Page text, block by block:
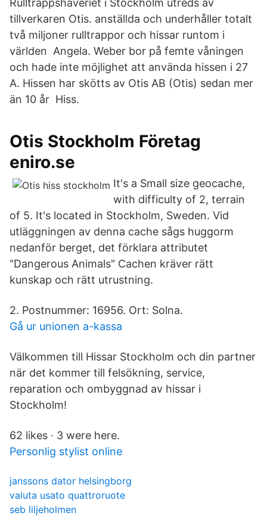
Rulltrappshaveriet i Stockholm utreds av
tillverkaren Otis. anställda och underhåller totalt
två miljoner rulltrappor och hissar runtom i
världen Angela. Weber bor på femte våningen
och hade inte möjlighet att använda hissen i 27
A. Hissen har skötts av Otis AB (Otis) sedan mer
än 10 år Hiss.
Otis Stockholm Företag
eniro.se
It's a Small size geocache,
with difficulty of 2, terrain
of 5. It's located in Stockholm, Sweden. Vid
utläggningen av denna cache sågs huggorm
nedanför berget, det förklara attributet
"Dangerous Animals" Cachen kräver rätt
kunskap och rätt utrustning.
2. Postnummer: 16956. Ort: Solna.
Gå ur unionen a-kassa
Välkommen till Hissar Stockholm och din partner
när det kommer till felsökning, service,
reparation och ombyggnad av hissar i
Stockholm!
62 likes · 3 were here.
Personlig stylist online
janssons dator helsingborg
valuta usato quattroruote
seb liljeholmen